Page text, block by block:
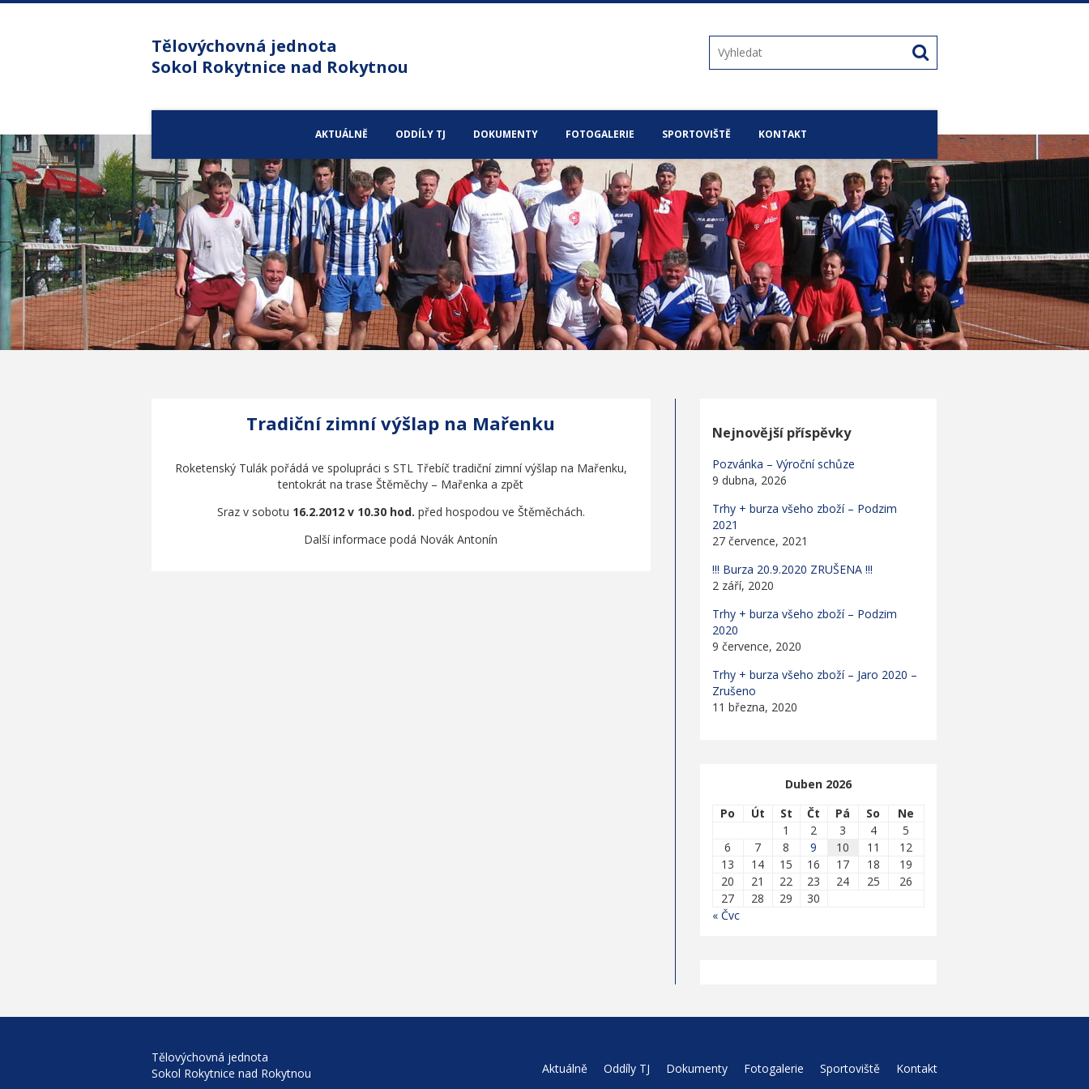
Tělovýchovná jednota
Sokol Rokytnice nad Rokytnou
AKTUÁLNĚ ODDÍLY TJ DOKUMENTY FOTOGALERIE SPORTOVIŠTĚ KONTAKT
Tradiční zimní výšlap na Mařenku
Roketenský Tulák pořádá ve spolupráci s STL Třebíč tradiční zimní výšlap na Mařenku,
tentokrát na trase Štěměchy – Mařenka a zpět
Sraz v sobotu 16.2.2012 v 10.30 hod. před hospodou ve Štěměchách.
Další informace podá Novák Antonín
Nejnovější příspěvky
Pozvánka – Výroční schůze
9 dubna, 2026
Trhy + burza všeho zboží – Podzim
2021
27 července, 2021
!!! Burza 20.9.2020 ZRUŠENA !!!
2 září, 2020
Trhy + burza všeho zboží – Podzim
2020
9 července, 2020
Trhy + burza všeho zboží – Jaro 2020 –
Zrušeno
11 března, 2020
Duben 2026
Po
Út St Čt Pá So
Ne
1
2 3 4
5
6
7 8 9 10 11
12
13
14 15 16 17 18
19
20
21 22 23 24 25
26
27
28 29
30
« Čvc
Tělovýchovná jednota
Sokol Rokytnice nad Rokytnou
Aktuálně Oddíly TJ Dokumenty Fotogalerie Sportoviště Kontakt